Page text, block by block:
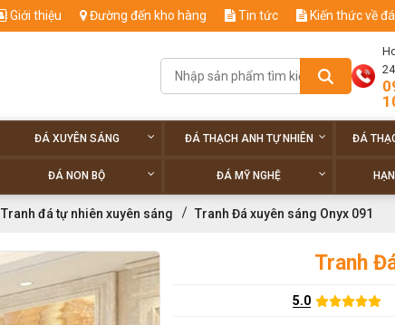
Giới thiệu Đường đến kho hàng Tin tức Kiến thức về đá
ĐÁ XUYÊN SÁNG ĐÁ THẠCH ANH TỰ NHIÊN ĐÁ
ĐÁ NON BỘ ĐÁ MỸ NGHỆ
Tranh đá tự nhiên xuyên sáng Tranh Đá xuyên sáng Onyx 091
Tranh
5.0